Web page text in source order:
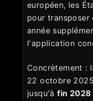
européen, les
pour transposer
année
l'application
Concrètement :
22 octobre
jusqu'àfin 2028